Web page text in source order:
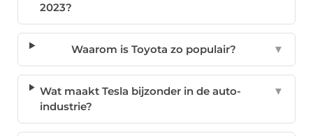
2023?
Waarom is Toyota zo populair? ▼
Wat maakt Tesla bijzonder in de auto-
industrie?
▼